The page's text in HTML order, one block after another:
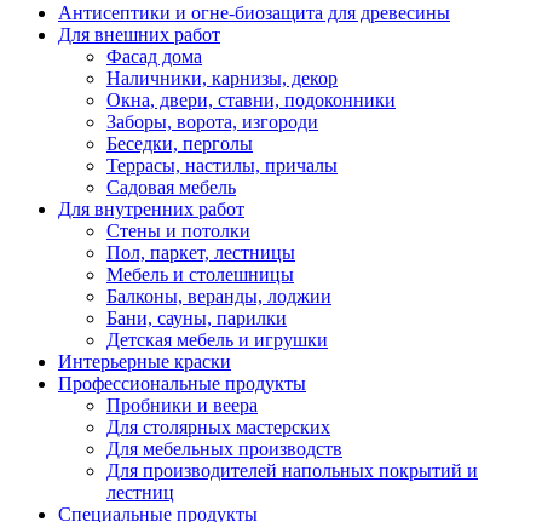
Антисептики и огне-биозащита для древесины
Для внешних работ
Фасад дома
Наличники, карнизы, декор
Окна, двери, ставни, подоконники
Заборы, ворота, изгороди
Беседки, перголы
Террасы, настилы, причалы
Садовая мебель
Для внутренних работ
Стены и потолки
Пол, паркет, лестницы
Мебель и столешницы
Балконы, веранды, лоджии
Бани, сауны, парилки
Детская мебель и игрушки
Интерьерные краски
Профессиональные продукты
Пробники и веера
Для столярных мастерских
Для мебельных производств
Для производителей напольных покрытий и
лестниц
Специальные продукты